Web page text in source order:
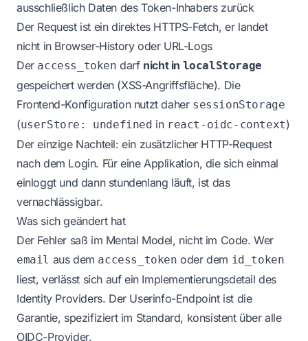
ausschließlich Daten des Token-Inhabers zurück
Der Request ist ein direktes HTTPS-Fetch, er landet
nicht in Browser-History oder URL-Logs
Der access_token darf nicht in localStorage
gespeichert werden (XSS-Angriffsfläche). Die
Frontend-Konfiguration nutzt daher sessionStorage
(userStore: undefined in react-oidc-context)
Der einzige Nachteil: ein zusätzlicher HTTP-Request
nach dem Login. Für eine Applikation, die sich einmal
einloggt und dann stundenlang läuft, ist das
vernachlässigbar.
Was sich geändert hat
Der Fehler saß im Mental Model, nicht im Code. Wer
email aus dem access_token oder dem id_token
liest, verlässt sich auf ein Implementierungsdetail des
Identity Providers. Der Userinfo-Endpoint ist die
Garantie, spezifiziert im Standard, konsistent über alle
OIDC-Provider.